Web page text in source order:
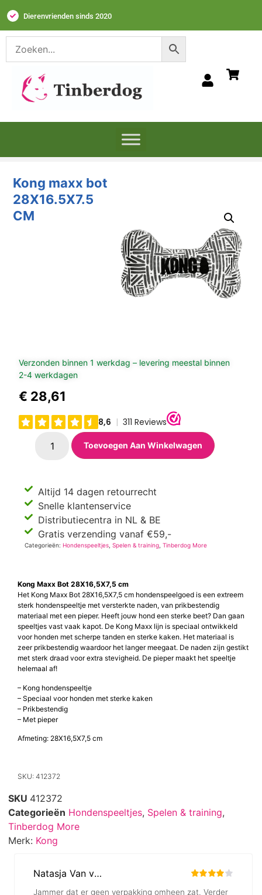
Dierenvrienden sinds 2020
Kong maxx bot
28X16.5X7.5
CM
Verzonden binnen 1 werkdag – levering meestal binnen
2-4 werkdagen
€ 28,61
Toevoegen Aan Winkelwagen
Altijd 14 dagen retourrecht
Snelle klantenservice
Distributiecentra in NL & BE
Gratis verzending vanaf €59,-
Categorieën: Hondenspeeltjes ,Spelen & training ,Tinberdog More
Kong Maxx Bot 28X16,5X7,5 cm
Het Kong Maxx Bot 28X16,5X7,5 cm hondenspeelgoed is een extreem
sterk hondenspeeltje met versterkte naden, van prikbestendig
materiaal met een pieper. Heeft jouw hond een sterke beet? Dan gaan
speeltjes vast vaak kapot. De Kong Maxx lijn is speciaal ontwikkeld
voor honden met scherpe tanden en sterke kaken. Het materiaal is
zeer prikbestendig waardoor het langer meegaat. De naden zijn gestikt
met sterk draad voor extra stevigheid. De pieper maakt het speeltje
helemaal af!
– Kong hondenspeeltje
– Speciaal voor honden met sterke kaken
– Prikbestendig
– Met pieper
Afmeting: 28X16,5X7,5 cm
SKU: 412372
SKU 412372
Categorieën Hondenspeeltjes, Spelen & training,
Tinberdog More
Merk: Kong